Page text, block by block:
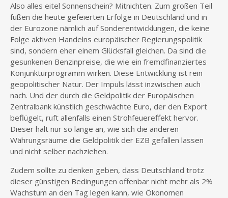
Also alles eitel Sonnenschein? Mitnichten. Zum großen Teil
fußen die heute gefeierten Erfolge in Deutschland und in
der Eurozone nämlich auf Sonderentwicklungen, die keine
Folge aktiven Handelns europäischer Regierungspolitik
sind, sondern eher einem Glücksfall gleichen. Da sind die
gesunkenen Benzinpreise, die wie ein fremdfinanziertes
Konjunkturprogramm wirken. Diese Entwicklung ist rein
geopolitischer Natur. Der Impuls lässt inzwischen auch
nach. Und der durch die Geldpolitik der Europäischen
Zentralbank künstlich geschwächte Euro, der den Export
beflügelt, ruft allenfalls einen Strohfeuereffekt hervor.
Dieser hält nur so lange an, wie sich die anderen
Währungsräume die Geldpolitik der EZB gefallen lassen
und nicht selber nachziehen.
Zudem sollte zu denken geben, dass Deutschland trotz
dieser günstigen Bedingungen offenbar nicht mehr als 2%
Wachstum an den Tag legen kann, wie Ökonomen